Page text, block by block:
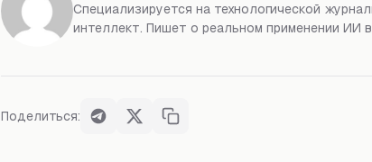
Специализируется на технологической
интеллект. Пишет о реальном применении ИИ
Поделиться: